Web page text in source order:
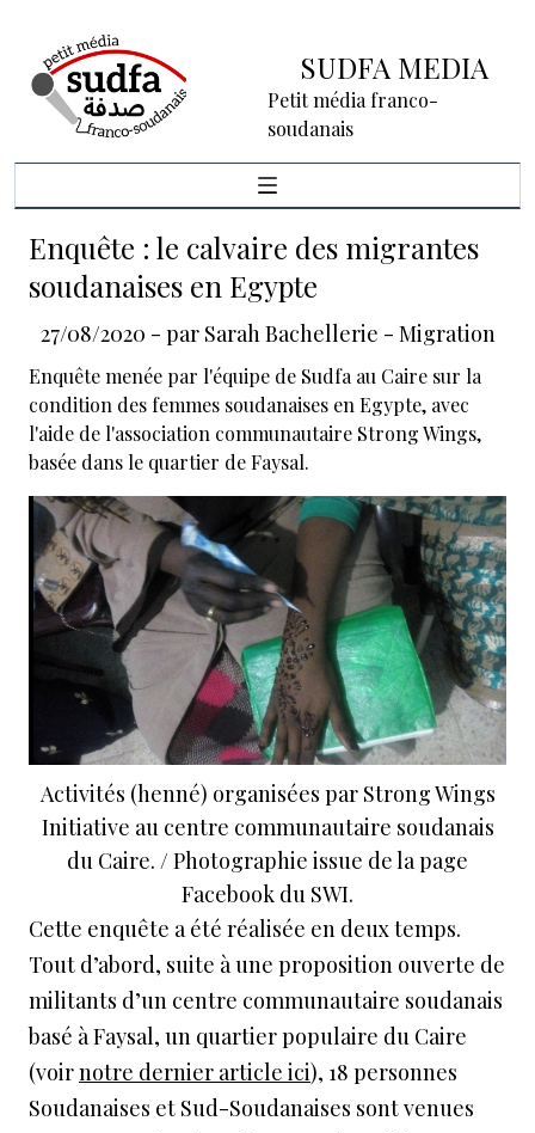
SUDFA MEDIA
Petit média franco-
soudanais
Enquête : le calvaire des migrantes
soudanaises en Egypte
27/08/2020 - par Sarah Bachellerie - Migration
Enquête menée par l'équipe de Sudfa au Caire sur la
condition des femmes soudanaises en Egypte, avec
l'aide de l'association communautaire Strong Wings,
basée dans le quartier de Faysal.
Activités (henné) organisées par Strong Wings
Initiative au centre communautaire soudanais
du Caire. / Photographie issue de la page
Facebook du SWI.
Cette enquête a été réalisée en deux temps.
Tout d’abord, suite à une proposition ouverte de
militants d’un centre communautaire soudanais
basé à Faysal, un quartier populaire du Caire
(voirnotre dernier article ici), 18 personnes
Soudanaises et Sud-Soudanaises sont venues